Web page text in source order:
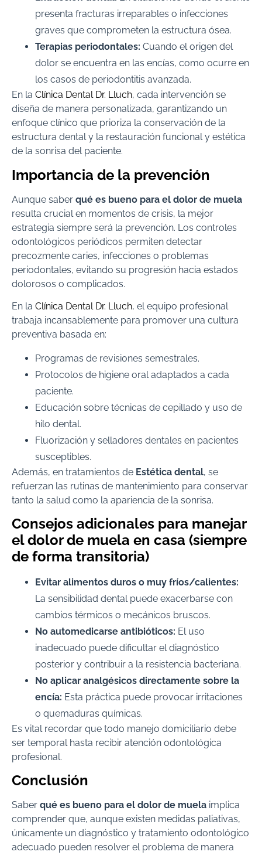
presenta fracturas irreparables o infecciones
graves que comprometen la estructura ósea.
Terapias periodontales: Cuando el origen del
dolor se encuentra en las encías, como ocurre en
los casos de periodontitis avanzada.
En la Clínica Dental Dr. Lluch, cada intervención se
diseña de manera personalizada, garantizando un
enfoque clínico que prioriza la conservación de la
estructura dental y la restauración funcional y estética
de la sonrisa del paciente.
Importancia de la prevención
Aunque saber qué es bueno para el dolor de muela
resulta crucial en momentos de crisis, la mejor
estrategia siempre será la prevención. Los controles
odontológicos periódicos permiten detectar
precozmente caries, infecciones o problemas
periodontales, evitando su progresión hacia estados
dolorosos o complicados.
En la Clínica Dental Dr. Lluch, el equipo profesional
trabaja incansablemente para promover una cultura
preventiva basada en:
Programas de revisiones semestrales.
Protocolos de higiene oral adaptados a cada
paciente.
Educación sobre técnicas de cepillado y uso de
hilo dental.
Fluorización y selladores dentales en pacientes
susceptibles.
Además, en tratamientos de Estética dental, se
refuerzan las rutinas de mantenimiento para conservar
tanto la salud como la apariencia de la sonrisa.
Consejos adicionales para manejar
el dolor de muela en casa (siempre
de forma transitoria)
Evitar alimentos duros o muy fríos/calientes:
La sensibilidad dental puede exacerbarse con
cambios térmicos o mecánicos bruscos.
No automedicarse antibióticos: El uso
inadecuado puede dificultar el diagnóstico
posterior y contribuir a la resistencia bacteriana.
No aplicar analgésicos directamente sobre la
encía: Esta práctica puede provocar irritaciones
o quemaduras químicas.
Es vital recordar que todo manejo domiciliario debe
ser temporal hasta recibir atención odontológica
profesional.
Conclusión
Saber qué es bueno para el dolor de muela implica
comprender que, aunque existen medidas paliativas,
únicamente un diagnóstico y tratamiento odontológico
adecuado pueden resolver el problema de manera